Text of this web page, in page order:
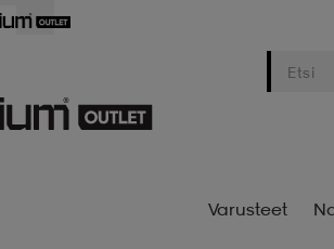
Varusteet